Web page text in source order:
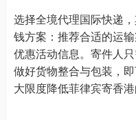
选择全境代理国际快递
钱方案：推荐合适的运
优惠活动信息。寄件人
做好货物整合与包装，
大限度降低菲律宾寄香港